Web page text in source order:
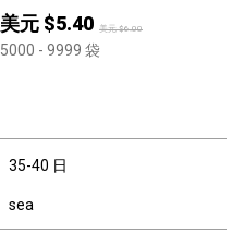
美元 $5.40 美元 $6.00
5000 - 9999 袋
35-40 日
sea